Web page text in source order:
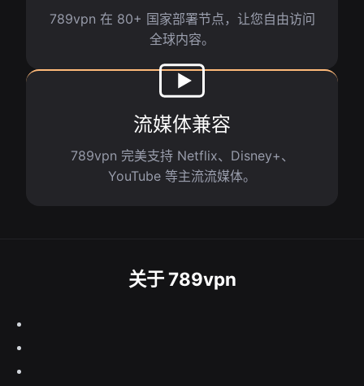
789vpn 在 80+ 国家部署节点，让您自由访问
全球内容。
流媒体兼容
789vpn 完美支持 Netflix、Disney+、
YouTube 等主流流媒体。
关于 789vpn